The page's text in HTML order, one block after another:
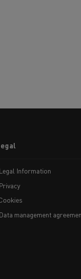
Legal Information
Privacy
Data management